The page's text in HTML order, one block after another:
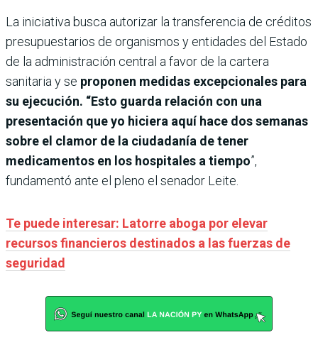
La iniciativa busca autorizar la transferencia de créditos
presupuestarios de organismos y entidades del Estado
de la administración central a favor de la cartera
sanitaria y se proponen medidas excepcionales para
su ejecución. “Esto guarda relación con una
presentación que yo hiciera aquí hace dos semanas
sobre el clamor de la ciudadanía de tener
medicamentos en los hospitales a tiempo”,
fundamentó ante el pleno el senador Leite.
Te puede interesar: Latorre aboga por elevar
recursos financieros destinados a las fuerzas de
seguridad